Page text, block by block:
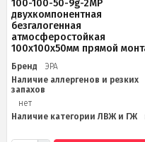
100-100-50-9g-2MP
двухкомпонентная
безгалогенная
атмосферостойкая
100х100х50мм прямой
Бренд
ЭРА
Наличие аллергенов и резких
запахов
нет
Наличие категории ЛВЖ и ГЖ